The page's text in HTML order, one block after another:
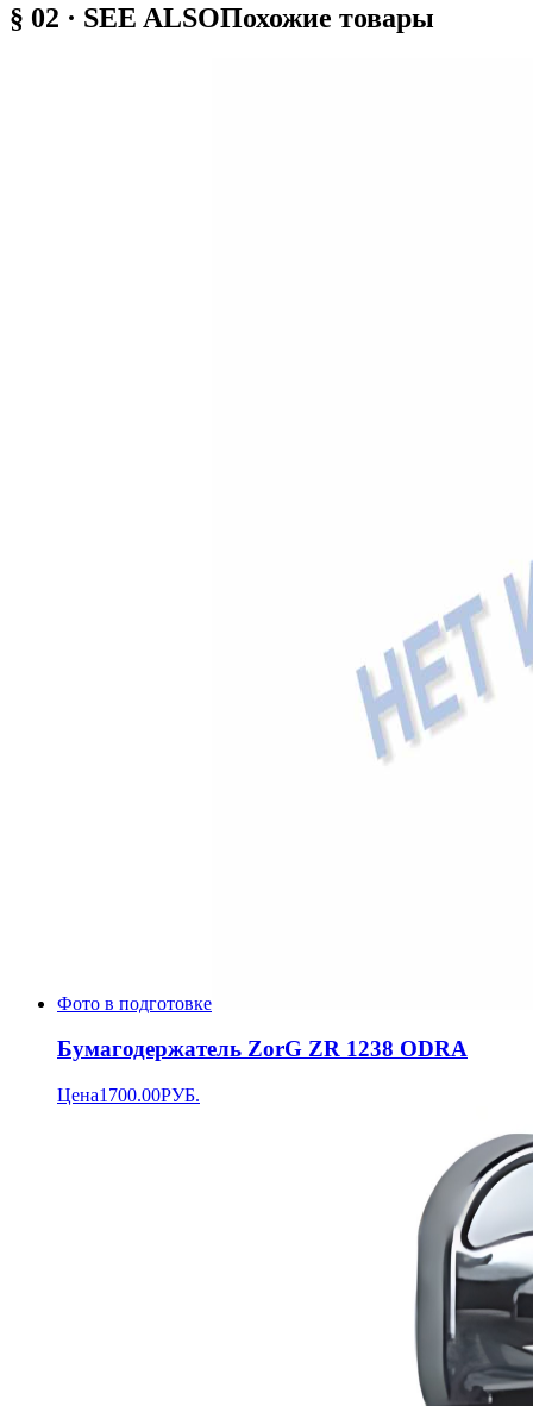
§ 02 · SEE ALSOПохожие товары
Фото в подготовке
Бумагодержатель ZorG ZR 1238 ODRA
Цена1700.00РУБ.